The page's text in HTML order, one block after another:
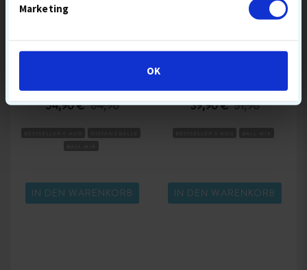
Marketing
OK
54,90 € 64,90
IN DEN WARENKORB
39,90 € 51,90
IN DEN WARENKORB